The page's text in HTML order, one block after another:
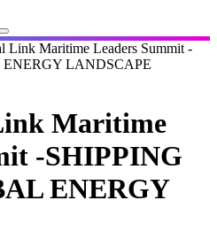
Link Maritime Leaders Summit -
LANDSCAPE
Maritime
-SHIPPING
ENERGY